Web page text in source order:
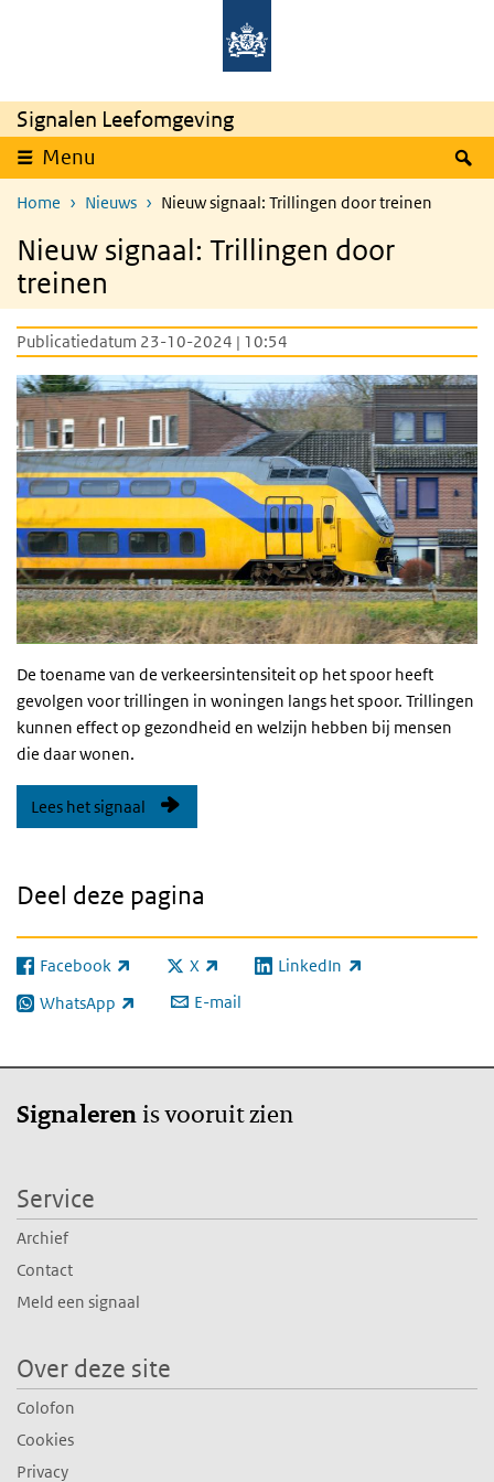
Overslaan en naar de inhoud gaan
Signalen Leefomgeving
Menu
Home Nieuws Nieuw signaal: Trillingen door treinen
Nieuw signaal: Trillingen door
treinen
Publicatiedatum 23-10-2024 | 10:54
De toename van de verkeersintensiteit op het spoor heeft
gevolgen voor trillingen in woningen langs het spoor. Trillingen
kunnen effect op gezondheid en welzijn hebben bij mensen
die daar wonen.
Lees het signaal
Deel deze pagina
Facebook
(externe link) X
(externe link) LinkedIn
(externe link)
WhatsApp
(externe link) E-mail
Signalerenis vooruit zien
Service
Archief
Contact
Meld een signaal
Over deze site
Colofon
Cookies
Privacy